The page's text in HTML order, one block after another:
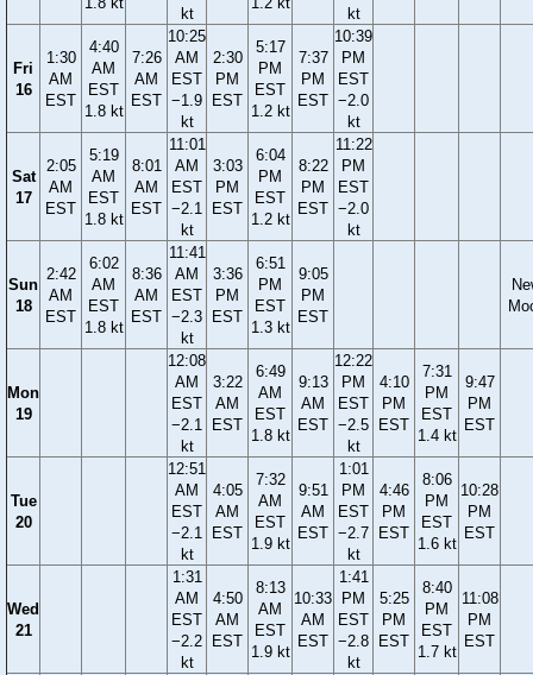
kt
kt
Fri
16
1:30
AM
EST
4:40
AM
EST
1.8 kt
7:26
AM
EST
10:25
AM
EST
−1.9
kt
2:30
PM
EST
5:17
PM
EST
1.2 kt
7:37
PM
EST
10:39
PM
EST
−2.0
kt
Sat
17
2:05
AM
EST
5:19
AM
EST
1.8 kt
8:01
AM
EST
11:01
AM
EST
−2.1
kt
3:03
PM
EST
6:04
PM
EST
1.2 kt
8:22
PM
EST
11:22
PM
EST
−2.0
kt
Sun
18
2:42
AM
EST
6:02
AM
EST
1.8 kt
8:36
AM
EST
11:41
AM
EST
−2.3
kt
3:36
PM
EST
6:51
PM
EST
1.3 kt
9:05
PM
EST
Mon
19
12:08
AM
EST
−2.1
kt
3:22
AM
EST
6:49
AM
EST
1.8 kt
9:13
AM
EST
12:22
PM
EST
−2.5
kt
4:10
PM
EST
7:31
PM
EST
1.4 kt
9:47
PM
EST
Tue
20
12:51
AM
EST
−2.1
kt
4:05
AM
EST
7:32
AM
EST
1.9 kt
9:51
AM
EST
1:01
PM
EST
−2.7
kt
4:46
PM
EST
8:06
PM
EST
1.6 kt
10:28
PM
EST
Wed
21
1:31
AM
EST
−2.2
kt
4:50
AM
EST
8:13
AM
EST
1.9 kt
10:33
AM
EST
1:41
PM
EST
−2.8
kt
5:25
PM
EST
8:40
PM
EST
1.7 kt
11:08
PM
EST